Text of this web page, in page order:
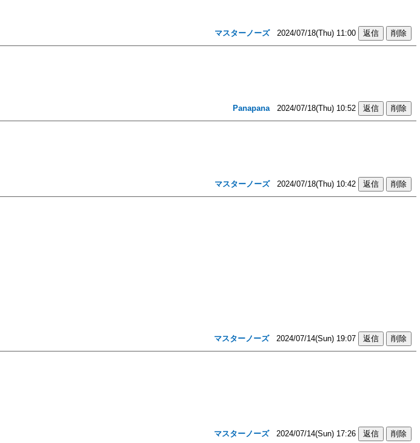
マスターノーズ2024/07/18(Thu) 11:00
Panapana 2024/07/18(Thu) 10:52
マスターノーズ2024/07/18(Thu) 10:42
マスターノーズ2024/07/14(Sun) 19:07
マスターノーズ2024/07/14(Sun) 17:26